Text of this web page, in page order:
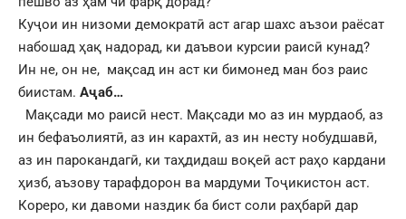
Куҷои ин низоми демократӣ аст агар шахс аъзои раёсат
набошад ҳақ надорад, ки даъвои курсии раисӣ кунад?
Ин не, он не, мақсад ин аст ки бимонед ман боз раис
биистам. Аҷаб…
Мақсади мо раисӣ нест. Мақсади мо аз ин мурдаоб, аз
ин бефаъолиятӣ, аз ин карахтӣ, аз ин несту нобудшавӣ,
аз ин парокандагӣ, ки таҳдидаш воқеӣ аст раҳо кардани
ҳизб, аъзову тарафдорон ва мардуми Тоҷикистон аст.
Кореро, ки давоми наздик ба бист соли раҳбарӣ дар